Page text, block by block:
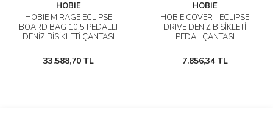
HOBIE
HOBIE MIRAGE ECLIPSE
BOARD BAG 10.5 PEDALLI
DENİZ BİSİKLETİ ÇANTASI
33.588,70 TL
HOBIE
HOBIE COVER - ECLIPSE
DRIVE DENİZ BİSİKLETİ
PEDAL ÇANTASI
7.856,34 TL